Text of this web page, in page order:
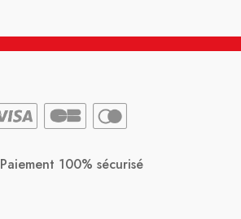
Paiement 100% sécurisé